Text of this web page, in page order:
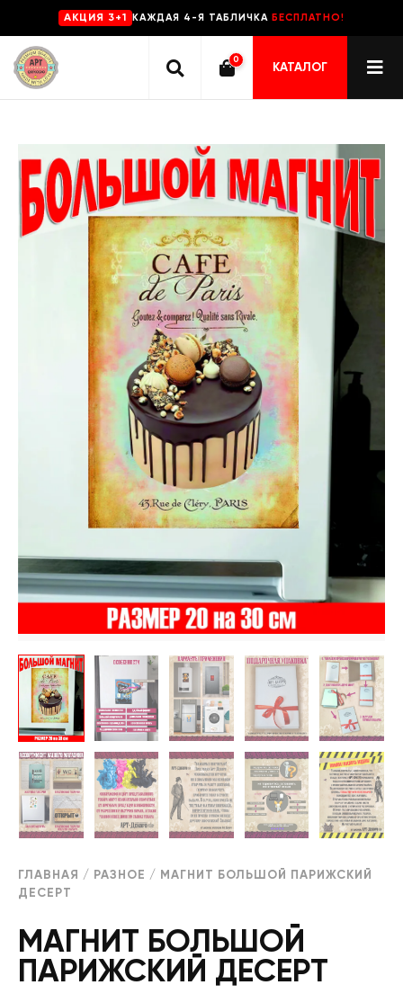
AKЦИЯ 3+1 КАЖДАЯ 4-Я ТАБЛИЧКА БЕСПЛАТНО!
0
КАТАЛОГ
ГЛАВНАЯ / РАЗНОЕ / МАГНИТ БОЛЬШОЙ ПАРИЖСКИЙ
ДЕСЕРТ
МАГНИТ БОЛЬШОЙ
ПАРИЖСКИЙ ДЕСЕРТ